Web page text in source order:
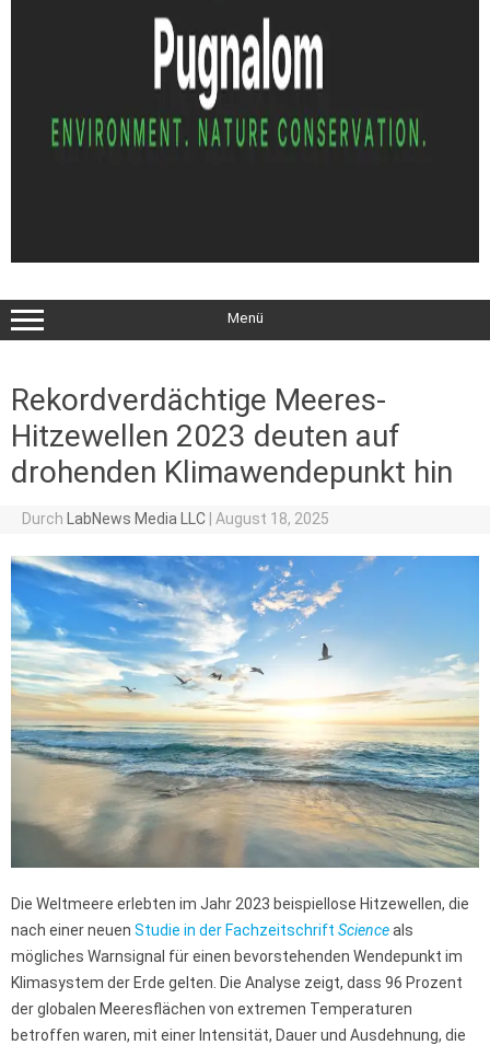
Menü
Rekordverdächtige Meeres-
Hitzewellen 2023 deuten auf
drohenden Klimawendepunkt hin
Durch LabNews Media LLC August 18, 2025
Die Weltmeere erlebten im Jahr 2023 beispiellose Hitzewellen, die
nach einer neuen Studie in der Fachzeitschrift Scienceals
mögliches Warnsignal für einen bevorstehenden Wendepunkt im
Klimasystem der Erde gelten. Die Analyse zeigt, dass 96 Prozent
der globalen Meeresflächen von extremen Temperaturen
betroffen waren, mit einer Intensität, Dauer und Ausdehnung, die